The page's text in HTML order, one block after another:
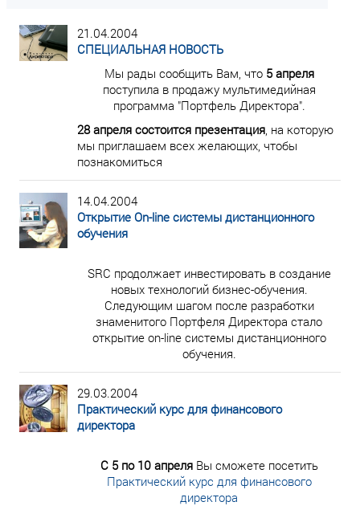
21.04.2004
СПЕЦИАЛЬНАЯ НОВОСТЬ
Мы рады сообщить Вам, что 5 апреля
поступила в продажу мультимедийная
программа "Портфель Директора".
28 апреля состоится презентация, на которую
мы приглашаем всех желающих, чтобы
познакомиться
14.04.2004
Открытие On-line системы дистанционного
обучения
SRC продолжает инвестировать в создание
новых технологий бизнес-обучения.
Следующим шагом после разработки
знаменитого Портфеля Директора стало
открытие on-line системы дистанционного
обучения.
29.03.2004
Практический курс для финансового
директора
С 5 по 10 апреляВы сможете посетить
Практический курс для финансового
директора